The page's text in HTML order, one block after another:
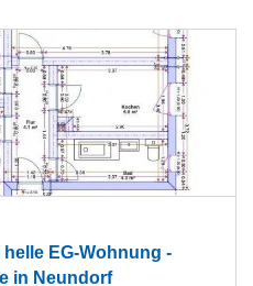
EG-Wohnung -
in Neundorf